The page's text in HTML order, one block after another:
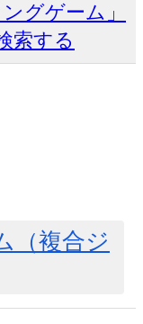
グゲーム」
索する
（複合ジ